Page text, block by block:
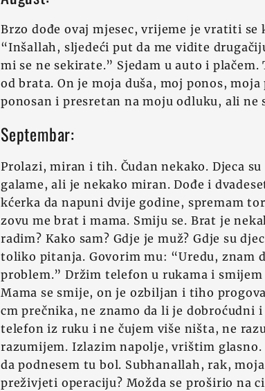
Brzo dođe ovaj mjesec, vrijeme je vratiti
“Inšallah, sljedeći put da me vidite
mi se ne sekirate.” Sjedam u auto i
od brata. On je moja duša, moj ponos,
ponosan i presretan na moju odluku, ali ne
Septembar:
Prolazi, miran i tih. Čudan nekako. Djeca
galame, ali je nekako miran. Dođe i
kćerka da napuni dvije godine, spremam
zovu me brat i mama. Smiju se. Brat je
radim? Kako sam? Gdje je muž? Gdje su
toliko pitanja. Govorim mu: “Uredu, znam
problem.” Držim telefon u rukama i
Mama se smije, on je ozbiljan i tiho
cm prečnika, ne znamo da li je dobroćudni
telefon iz ruku i ne čujem više ništa, ne
razumijem. Izlazim napolje, vrištim
da podnesem tu bol. Subhanallah, rak,
preživjeti operaciju? Možda se proširio na